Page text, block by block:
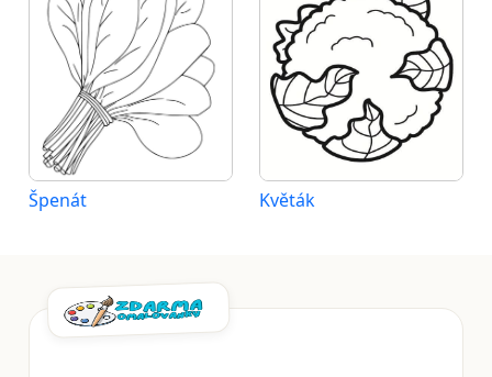
Špenát Květák